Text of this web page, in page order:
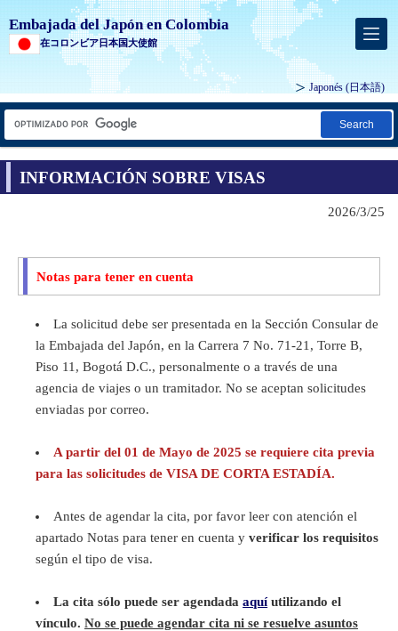
Embajada del Japón en Colombia
在コロンビア日本国大使館
Japonés (日本語)
Search
INFORMACIÓN SOBRE VISAS
2026/3/25
Notas para tener en cuenta
La solicitud debe ser presentada en la Sección Consular de
la Embajada del Japón, en la Carrera 7 No. 71-21, Torre B,
Piso 11, Bogotá D.C., personalmente o a través de una
agencia de viajes o un tramitador. No se aceptan solicitudes
enviadas por correo.
A partir del 01 de Mayo de 2025 se requiere cita previa
para las solicitudes de VISA DE CORTA ESTADÍA.
Antes de agendar la cita, por favor leer con atención el
apartado Notas para tener en cuenta y verificar los requisitos
según el tipo de visa.
La cita sólo puede ser agendadaaquíutilizando el
vínculo. No se puede agendar cita ni se resuelve asuntos